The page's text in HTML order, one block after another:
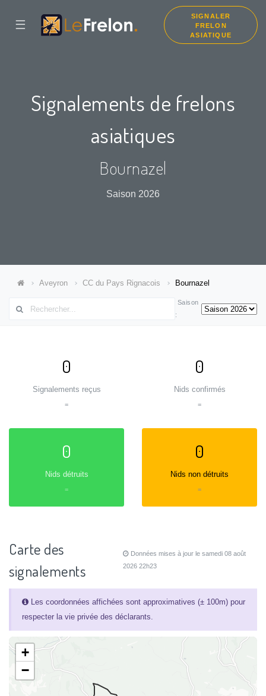
☰
SIGNALER
FRELON
ASIATIQUE
Signalements de frelons
asiatiques
Bournazel
Saison 2026
Aveyron CC du Pays Rignacois Bournazel
Saison
:
0
Signalements reçus
=
0
Nids confirmés
=
0
Nids détruits
=
0
Nids non détruits
=
Carte des
signalements
Données mises à jour le samedi 08 août
2026 22h23
Les coordonnées affichées sont approximatives (± 100m) pour
respecter la vie privée des déclarants.
+
−